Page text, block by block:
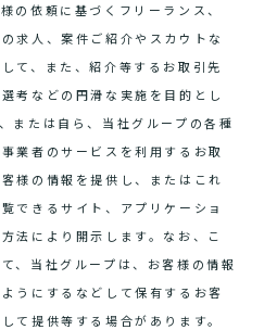
の依頼に基づくフリーランス、
求人、案件ご紹介やスカウトな
て、また、紹介等するお取引先
考などの円滑な実施を目的とし
または自ら、当社グループの各種
業者のサービスを利用するお取
様の情報を提供し、またはこれ
できるサイト、アプリケーショ
法により開示します。なお、こ
、当社グループは、お客様の情報
うにするなどして保有するお客
て提供等する場合があります。